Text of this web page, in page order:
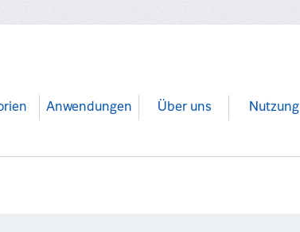
Anwendungen Über uns Nutzung